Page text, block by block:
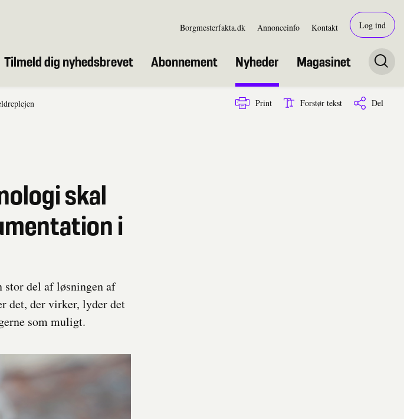
Borgmesterfakta.dk Annonceinfo Kontakt Log ind
Tilmeld dig nyhedsbrevet Abonnement Nyheder Magasinet
Print Forstør tekst Del
skal
i
del af løsningen af
det, der virker, lyder det
som muligt.